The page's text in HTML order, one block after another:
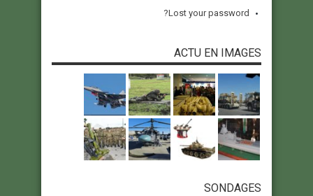
Lost your password?
ACTU EN IMAGES
SONDAGES